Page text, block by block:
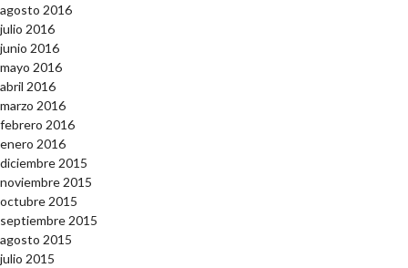
agosto 2016
julio 2016
junio 2016
mayo 2016
abril 2016
marzo 2016
febrero 2016
enero 2016
diciembre 2015
noviembre 2015
octubre 2015
septiembre 2015
agosto 2015
julio 2015